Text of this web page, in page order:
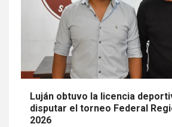
Luján obtuvo la licencia
disputar el torneo Federal
2026